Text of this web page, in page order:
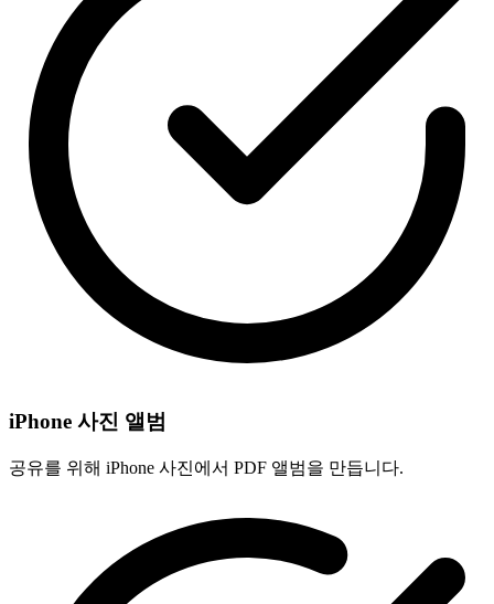
iPhone 사진 앨범
공유를 위해 iPhone 사진에서 PDF 앨범을 만듭니다.